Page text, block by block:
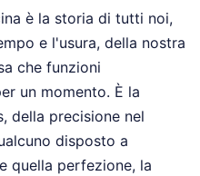
è la storia di tutti noi,
e l'usura, della nostra
che funzioni
un momento. È la
della precisione nel
disposto a
quella perfezione, la